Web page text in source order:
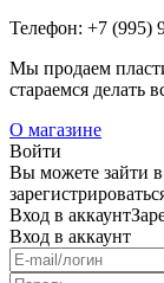
Телефон: +7 (995)
Мы продаем
стараемся делать
О магазине
Войти
Вы можете зайти
Вход в аккаунт
Вход в аккаунт